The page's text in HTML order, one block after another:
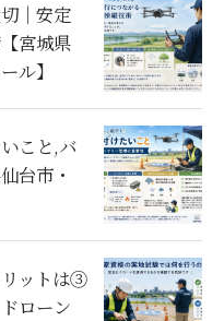
｜安定
宮城県
ル】
こと,バ
台市・
リットは③
ローン